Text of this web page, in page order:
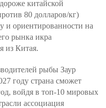
китайской
80 долларов/кг)
и ориентированности на
рынка икра
из Китая.
рыбы Заур
году страна сможет
войдя в топ-10 мировых
ассоциация